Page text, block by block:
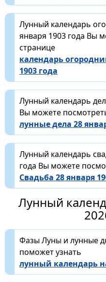
Лунный календарь
января 1903 года Вы
странице
календарь
1903 года
Лунный календарь
Вы можете
лунные дела 28
Лунный календарь
года Вы можете
Свадьба 28 января
Лунный
Фазы Луны и лунные
поможет узнать
лунный календарь